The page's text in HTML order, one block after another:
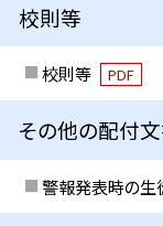
校則等
校則等 PDF
その他の配付
警報発表時の生